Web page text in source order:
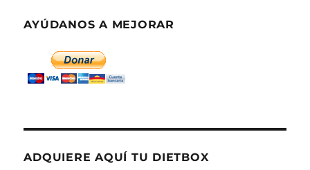
AYÚDANOS A MEJORAR
ADQUIERE AQUÍ TU DIETBOX